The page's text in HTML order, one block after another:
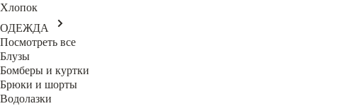
Хлопок
ОДЕЖДА
Посмотреть все
Блузы
Бомберы и куртки
Брюки и шорты
Водолазки